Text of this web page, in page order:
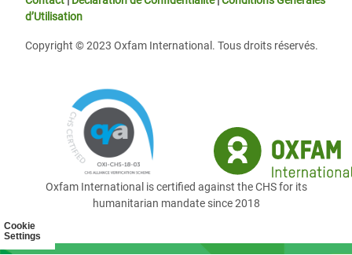
Cookie
Settings
d’Utilisation
Copyright © 2023 Oxfam International. Tous droits réservés.
Oxfam International is certified against the CHS for its
humanitarian mandate since 2018